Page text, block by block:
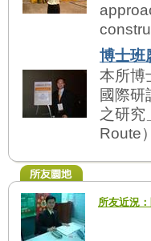
博士班
本所博
國際
之研究
Route
所友近況